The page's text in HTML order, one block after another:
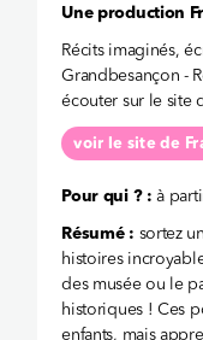
Une production
Récits imaginés,
Grandbesançon -
écouter sur le site
voir le site de
Pour qui ? : à
Résumé : sortez
histoires
des musée ou le
historiques ! Ces
enfants, mais